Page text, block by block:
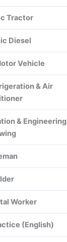
Tractor
Diesel
Vehicle
& Air
& Engineering
Worker
(English)